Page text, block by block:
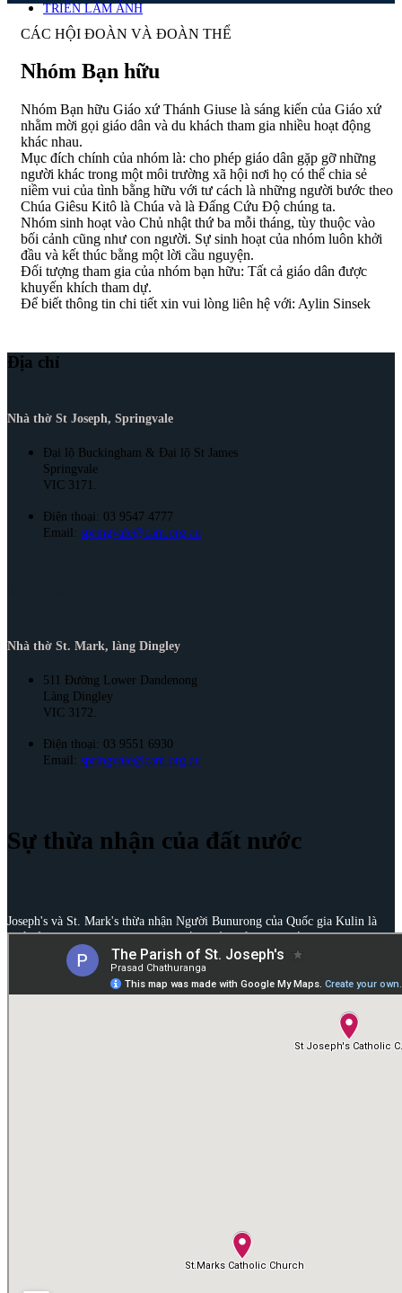
TRIỂN LÃM ẢNH
CÁC HỘI ĐOÀN VÀ ĐOÀN THỂ
Nhóm Bạn hữu
Nhóm Bạn hữu Giáo xứ Thánh Giuse là sáng kiến của Giáo xứ
nhằm mời gọi giáo dân và du khách tham gia nhiều hoạt động
khác nhau.
Mục đích chính của nhóm là: cho phép giáo dân gặp gỡ những
người khác trong một môi trường xã hội nơi họ có thể chia sẻ
niềm vui của tình bằng hữu với tư cách là những người bước theo
Chúa Giêsu Kitô là Chúa và là Đấng Cứu Độ chúng ta.
Nhóm sinh hoạt vào Chủ nhật thứ ba mỗi tháng, tùy thuộc vào
bối cảnh cũng như con người. Sự sinh hoạt của nhóm luôn khởi
đầu và kết thúc bằng một lời cầu nguyện.
Đối tượng tham gia của nhóm bạn hữu: Tất cả giáo dân được
khuyến khích tham dự.
Để biết thông tin chi tiết xin vui lòng liên hệ với: Aylin Sinsek
Địa chỉ
Nhà thờ St Joseph, Springvale
Đại lộ Buckingham & Đại lộ St James
Springvale
VIC 3171.
Điện thoại: 03 9547 4777
Email: springvale@cam.org.au
Nhà thờ St. Mark, làng Dingley
511 Đường Lower Dandenong
Làng Dingley
VIC 3172.
Điện thoại: 03 9551 6930
Email: springvale@cam.org.au
Sự thừa nhận của đất nước
Joseph's và St. Mark's thừa nhận Người Bunurong của Quốc gia Kulin là
Chủ sở hữu và Người trông coi truyền thống của vùng đất này. Chúng tôi
bày tỏ lòng kính trọng đối với những Người cao tuổi trong quá khứ, hiện
tại và những người mới nổi tiếng của họ.